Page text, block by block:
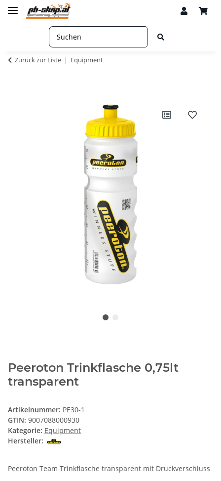
Zurück zur Liste Equipment
Peeroton Trinkflasche 0,75lt
transparent
Artikelnummer: PE30-1
GTIN: 9007088000930
Kategorie: Equipment
Hersteller:
Peeroton Team Trinkflasche transparent mit Druckverschluss